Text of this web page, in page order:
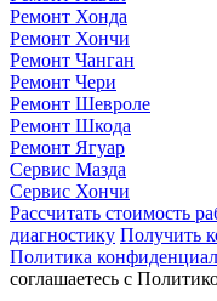
Ремонт Хонда
Ремонт Хончи
Ремонт Чанган
Ремонт Чери
Ремонт Шевроле
Ремонт Шкода
Ремонт Ягуар
Сервис Мазда
Сервис Хончи
Рассчитать стоимость
диагностику Получить
Политика
соглашаетесь с